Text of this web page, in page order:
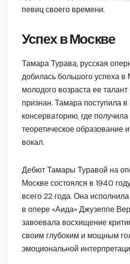
певиц своего времени.
Успех в Москве
Тамара Турава, русская
добилась большого успеха в
молодого возраста ее
признан. Тамара поступила
консерваторию, где получила
теоретическое образование
вокал.
Дебют Тамары Туравой на
Москве состоялся в 1940
всего 22 года. Она
в опере «Аида» Джузеппе
завоевала восхищение
своим глубоким и мощным
эмоциональной